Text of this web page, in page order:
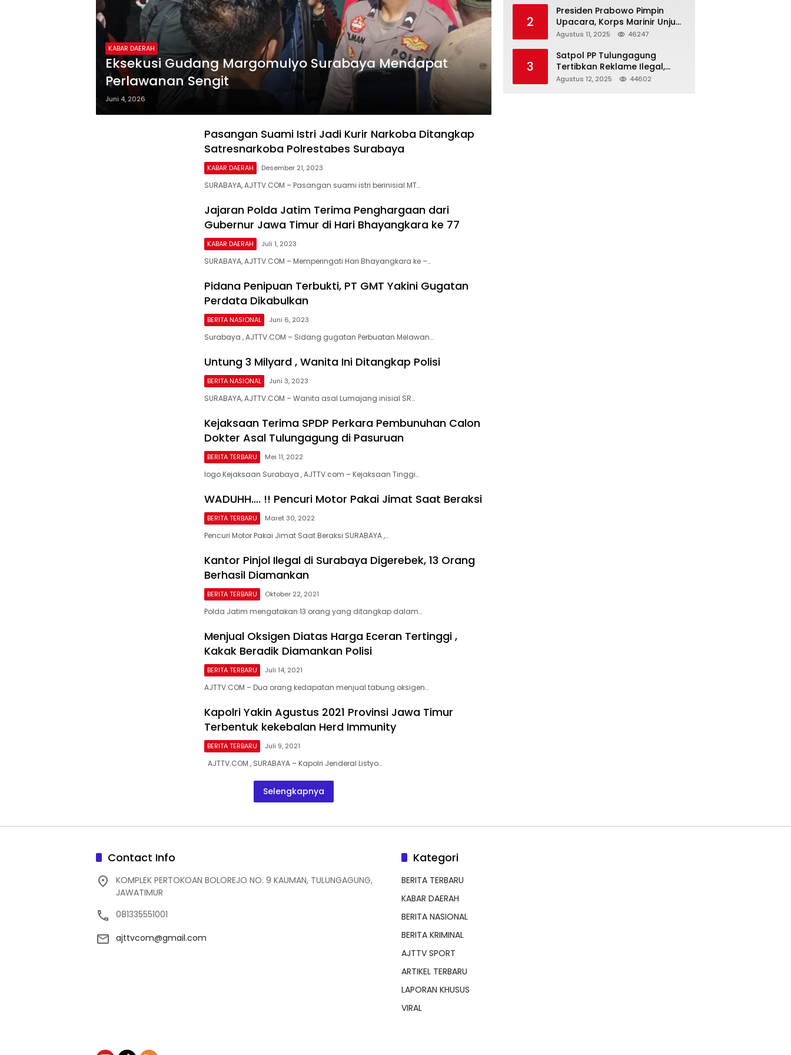
KABAR DAERAH
Eksekusi Gudang Margomulyo Surabaya Mendapat
Perlawanan Sengit
Juni 4, 2026
Pasangan Suami Istri Jadi Kurir Narkoba Ditangkap
Satresnarkoba Polrestabes Surabaya
KABAR DAERAH Desember 21, 2023
SURABAYA, AJTTV.COM – Pasangan suami istri berinisial MT…
Jajaran Polda Jatim Terima Penghargaan dari
Gubernur Jawa Timur di Hari Bhayangkara ke 77
KABAR DAERAH Juli 1, 2023
SURABAYA, AJTTV.COM – Memperingati Hari Bhayangkara ke –…
Pidana Penipuan Terbukti, PT GMT Yakini Gugatan
Perdata Dikabulkan
BERITA NASIONAL Juni 6, 2023
Surabaya , AJTTV.COM – Sidang gugatan Perbuatan Melawan…
Untung 3 Milyard , Wanita Ini Ditangkap Polisi
BERITA NASIONAL Juni 3, 2023
SURABAYA, AJTTV.COM – Wanita asal Lumajang inisial SR…
Kejaksaan Terima SPDP Perkara Pembunuhan Calon
Dokter Asal Tulungagung di Pasuruan
BERITA TERBARU Mei 11, 2022
logo Kejaksaan Surabaya , AJTTV.com – Kejaksaan Tinggi…
WADUHH…. !! Pencuri Motor Pakai Jimat Saat Beraksi
BERITA TERBARU Maret 30, 2022
Pencuri Motor Pakai Jimat Saat Beraksi SURABAYA ,…
Kantor Pinjol Ilegal di Surabaya Digerebek, 13 Orang
Berhasil Diamankan
BERITA TERBARU Oktober 22, 2021
Polda Jatim mengatakan 13 orang yang ditangkap dalam…
Menjual Oksigen Diatas Harga Eceran Tertinggi ,
Kakak Beradik Diamankan Polisi
BERITA TERBARU Juli 14, 2021
AJTTV.COM – Dua orang kedapatan menjual tabung oksigen…
Kapolri Yakin Agustus 2021 Provinsi Jawa Timur
Terbentuk kekebalan Herd Immunity
BERITA TERBARU Juli 9, 2021
AJTTV.COM , SURABAYA – Kapolri Jenderal Listyo…
Selengkapnya
2
Presiden Prabowo Pimpin
Upacara, Korps Marinir Unjuk
Kekuatan dan Resmikan
Agustus 11, 2025 46247
3
Satpol PP Tulungagung
Tertibkan Reklame Ilegal,
Wujudkan Kota yang Rapi
Agustus 12, 2025 44602
Contact Info
KOMPLEK PERTOKOAN BOLOREJO NO. 9 KAUMAN, TULUNGAGUNG,
JAWATIMUR
081335551001
ajttvcom@gmail.com
Kategori
BERITA TERBARU
KABAR DAERAH
BERITA NASIONAL
BERITA KRIMINAL
AJTTV SPORT
ARTIKEL TERBARU
LAPORAN KHUSUS
VIRAL